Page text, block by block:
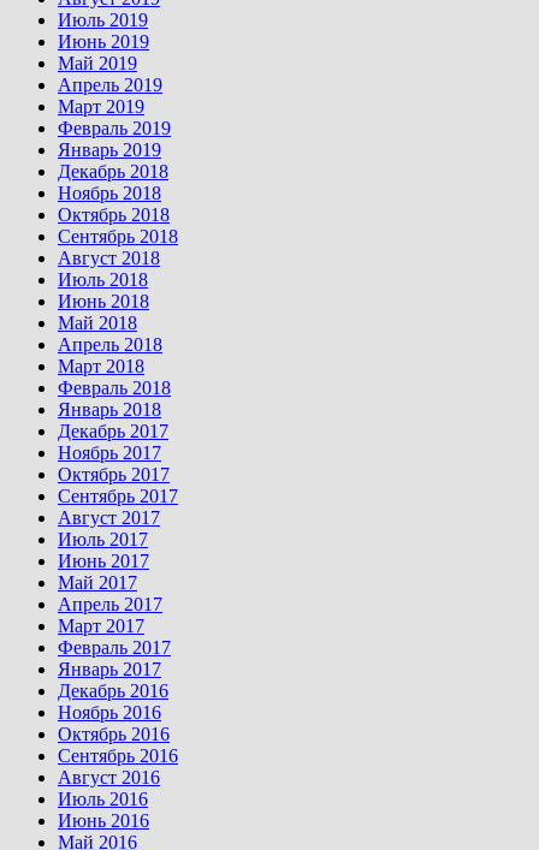
Июль 2019
Июнь 2019
Май 2019
Апрель 2019
Март 2019
Февраль 2019
Январь 2019
Декабрь 2018
Ноябрь 2018
Октябрь 2018
Сентябрь 2018
Август 2018
Июль 2018
Июнь 2018
Май 2018
Апрель 2018
Март 2018
Февраль 2018
Январь 2018
Декабрь 2017
Ноябрь 2017
Октябрь 2017
Сентябрь 2017
Август 2017
Июль 2017
Июнь 2017
Май 2017
Апрель 2017
Март 2017
Февраль 2017
Январь 2017
Декабрь 2016
Ноябрь 2016
Октябрь 2016
Сентябрь 2016
Август 2016
Июль 2016
Июнь 2016
Май 2016